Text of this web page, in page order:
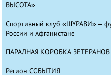
ВЫСОТА»
Спортивный клуб «ШУРАВИ» –
России и Афганистане
ПАРАДНАЯ КОРОБКА ВЕТЕРАНОВ
Регион СОБЫТИЯ